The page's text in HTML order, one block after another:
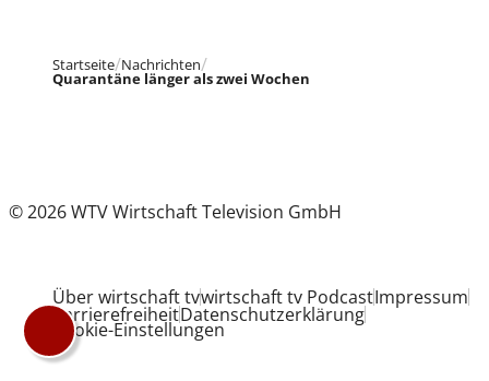
Startseite Nachrichten
Quarantäne länger als zwei Wochen
© 2026 WTV Wirtschaft Television GmbH
Über wirtschaft tvwirtschaft tv PodcastImpressum
BarrierefreiheitDatenschutzerklärung
Cookie-Einstellungen